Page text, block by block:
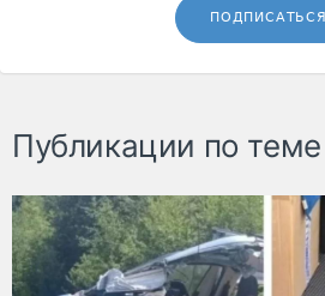
ПОДПИСАТЬСЯ
Публикации по теме